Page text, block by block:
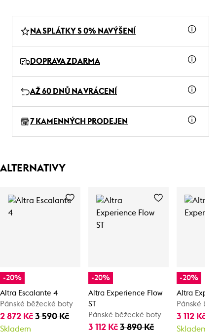
NA SPLÁTKY S 0% NAVÝŠENÍ
DOPRAVA ZDARMA
AŽ 60 DNŮ NA VRÁCENÍ
7 KAMENNÝCH PRODEJEN
ALTERNATIVY
-20%
Altra Escalante 4
Pánské běžecké boty
2 872 Kč 3 590 Kč
Skladem
-20%
Altra Experience Flow
ST
Pánské běžecké boty
3 112 Kč3 890 Kč
-20%
Altra
Pánské
3 112 Kč
Skladem